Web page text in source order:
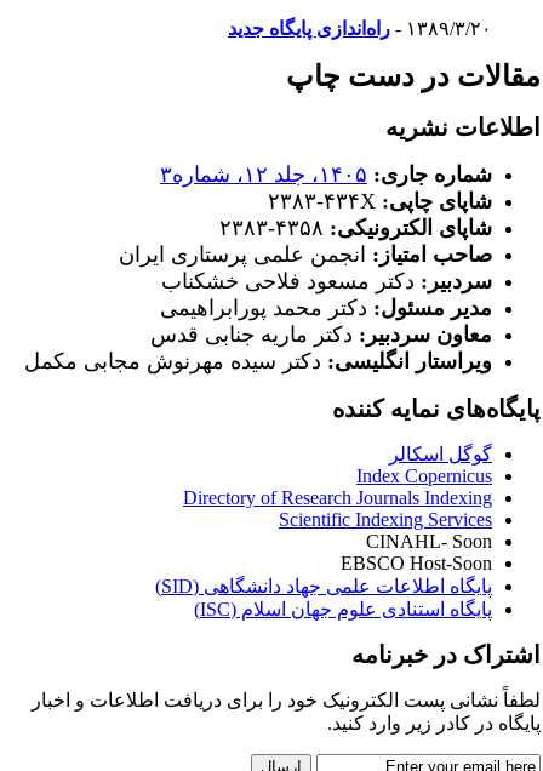
۱۳۸۹/۳/۲۰ - راه‌اندازی پایگاه جدید
در دست چاپ
نشریه
شماره جاری: ۱۴۰۵، جلد ۱۲، شماره۳
شاپای چاپی: ۲۳۸۳-۴۳۴X
شاپای الکترونیکی: ۲۳۸۳-۴۳۵۸
صاحب امتیاز:انجمن علمی پرستاری ایران
سردبیر:دکتر مسعود فلاحی خشکناب
مدیر مسئول:دکتر محمد پورابراهیمی
معاون سردبیر:دکتر ماریه جنابی قدس
ویراستار انگلیسی:دکتر سیده مهرنوش مجابی مکمل
نمایه کننده
گوگل اسکالر
Index Copernicus
Directory of Research Journals Indexing
Scientific Indexing Services
CINAHL- Soon
EBSCO Host-Soon
پایگاه اطلاعات علمی جهاد دانشگاهی (SID)
پایگاه استنادی علوم جهان اسلام (ISC)
در خبرنامه
نشانی پست الکترونیک خود را برای دریافت اطلاعات و اخبار
در کادر زیر وارد کنید.